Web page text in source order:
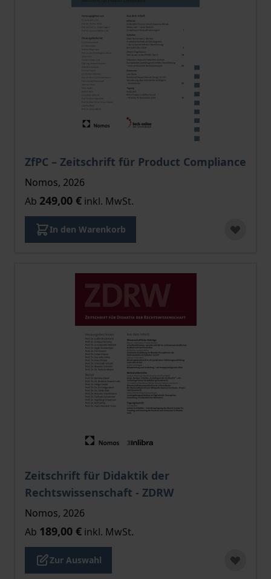
ZfPC – Zeitschrift für Product Compliance
Der Preis dieses Titels richtet sich nach der
Nomos, 2026
Ab 249,00 € inkl. MwSt.
In den Warenkorb
Zeitschrift für Didaktik der
Rechtswissenschaft - ZDRW
Der Preis dieses Titels richtet sich nach der
Nomos, 2026
Ab 189,00 € inkl. MwSt.
Zur Auswahl